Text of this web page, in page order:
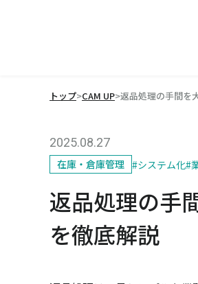
トップ>CAM UP>返品処理の手間を
2025.08.27
在庫・倉庫管理 #システム化#
返品処理の手
を徹底解説